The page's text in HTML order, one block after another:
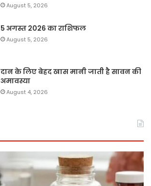
August 5, 2026
5 अगस्त 2026 का राशिफल
August 5, 2026
दान के लिए बेहद खास मानी जाती है सावन की
अमावस्या
August 4, 2026